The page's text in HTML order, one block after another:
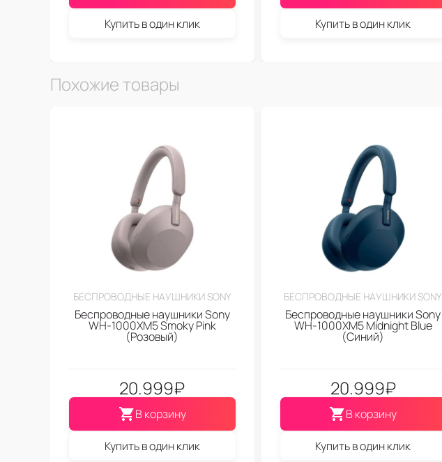
Купить в один клик Купить в один клик
Похожие товары
БЕСПРОВОДНЫЕ НАУШНИКИ SONY
Беспроводные наушники Sony
WH-1000XM5 Smoky Pink
(Розовый)
20.999₽
В корзину
Купить в один клик
БЕСПРОВОДНЫЕ НАУШНИКИ SONY
Беспроводные наушники Sony
WH-1000XM5 Midnight Blue
(Синий)
20.999₽
В корзину
Купить в один клик